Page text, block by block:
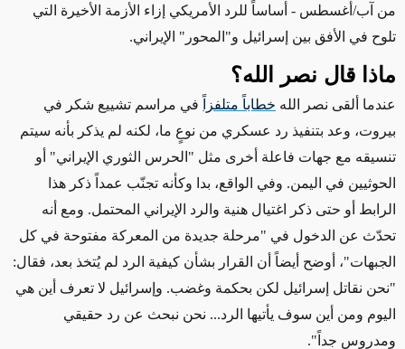
من آب/أغسطس - أساساً للرد الأمريكي إزاء الأزمة الأخيرة التي
تلوح في الأفق بين إسرائيل و"المحور" الإيراني.
ماذا قال نصر الله؟
عندما ألقى نصر الله خطاباً متلفزاً
في مراسم تشييع شكر في
بيروت، وعد بتنفيذ رد عسكري من نوعٍ ما، لكنه لم يذكر بأنه سيتم
تنسيقه مع جهات فاعلة أخرى مثل "الحرس الثوري الإيراني" أو
الحوثيين في اليمن. وفي الواقع، بدا وكأنه تجنّب عمداً ذكر هذا
الرابط أو حتى ذكر اغتيال هنية والرد الإيراني المحتمل. ومع أنه
تحدّث عن الدخول في "مرحلة جديدة من المعركة مفتوحة في كل
الجبهات"، أوضح أيضاً أن القرار بشأن كيفية الرد لم يُتخذ بعد، فقال:
"نحن نقاتل إسرائيل لكن بحكمة وغضب. وإسرائيل لا تعرف أين هي
اليوم ومن أين سوف يأتيها الرد... نحن نبحث عن رد حقيقي
ومدروس جداً".